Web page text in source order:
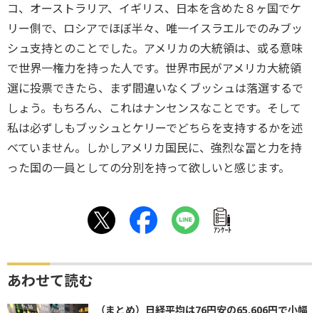
コ、オーストラリア、イギリス、日本を含めた８ヶ国でケ
リー側で、ロシアでほぼ半々、唯一イスラエルでのみブッ
シュ支持とのことでした。アメリカの大統領は、或る意味
で世界一権力を持った人です。世界市民がアメリカ大統領
選に投票できたら、まず間違いなくブッシュは落選するで
しょう。もちろん、これはナンセンスなことです。そして
私は必ずしもブッシュとケリーでどちらを支持するかを述
べていません。しかしアメリカ国民に、強烈な冨と力を持
った国の一員としての分別を持って欲しいと感じます。
ｱﾝｹｰﾄ
あわせて読む
（まとめ）日経平均は76円安の65,606円で小幅